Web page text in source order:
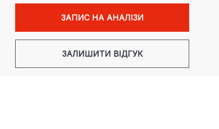
ЗАПИС НА АНАЛІЗИ
ЗАЛИШИТИ ВІДГУК